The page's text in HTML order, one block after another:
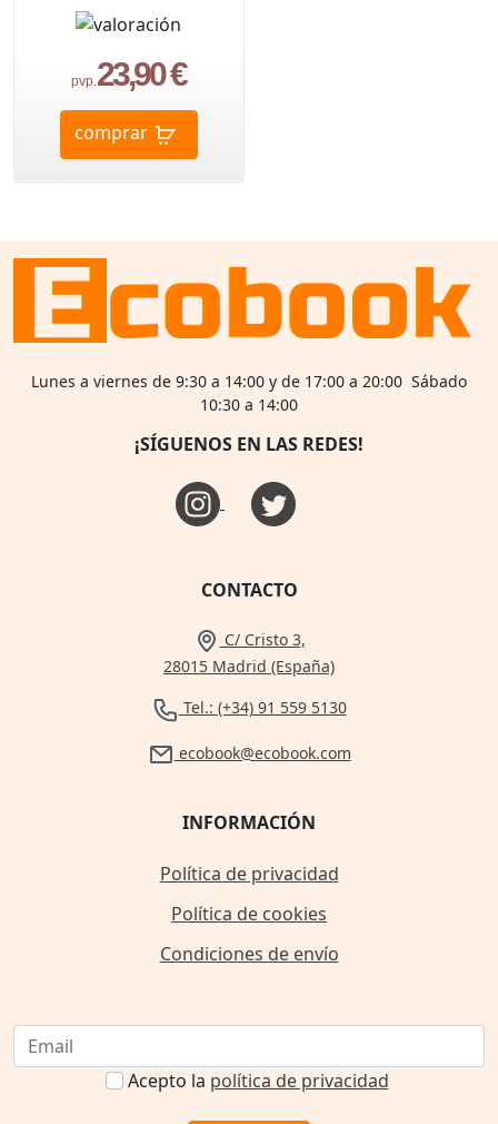
pvp.23,90 €
comprar
Lunes a viernes de 9:30 a 14:00 y de 17:00 a 20:00 Sábado
10:30 a 14:00
¡SÍGUENOS EN LAS REDES!
CONTACTO
C/ Cristo 3,
28015 Madrid (España)
Tel.: (+34) 91 559 5130
ecobook@ecobook.com
INFORMACIÓN
Política de privacidad
Política de cookies
Condiciones de envío
Acepto la política de privacidad